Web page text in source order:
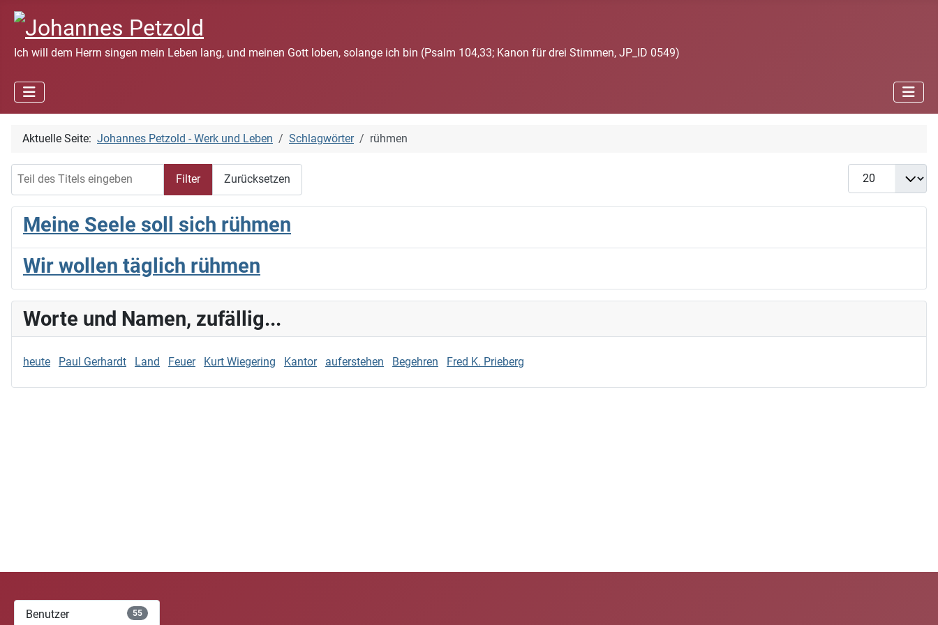
Ich will dem Herrn singen mein Leben lang, und meinen Gott loben, solange ich bin (Psalm 104,33; Kanon für drei Stimmen, JP_ID 0549)
Aktuelle Seite: Johannes Petzold - Werk und Leben Schlagwörter rühmen
Filter Zurücksetzen
Anzeige #
Meine Seele soll sich rühmen
Wir wollen täglich rühmen
Worte und Namen, zufällig...
heute Paul Gerhardt Land Feuer Kurt Wiegering Kantor auferstehen Begehren Fred K. Prieberg
Benutzer 55